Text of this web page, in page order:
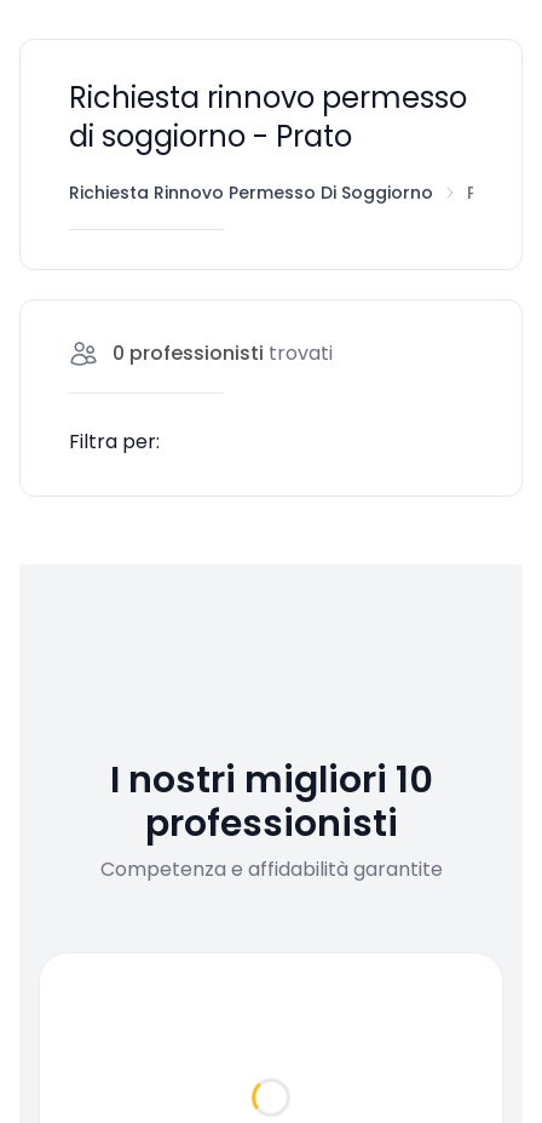
Richiesta rinnovo permesso
di soggiorno - Prato
Richiesta Rinnovo Permesso Di Soggiorno
0 professionisti trovati
Filtra per:
I nostri migliori 10
professionisti
Competenza e affidabilità garantite
Loading...